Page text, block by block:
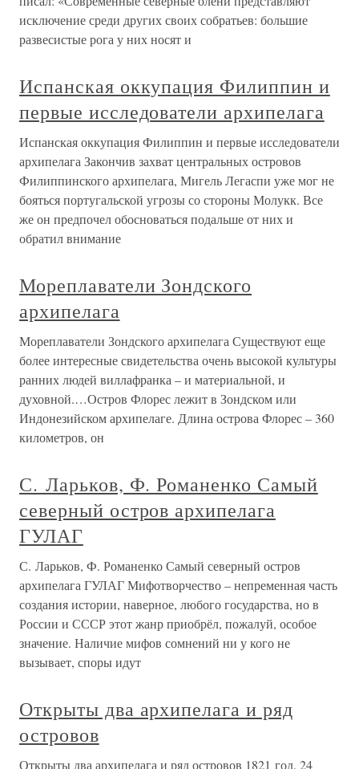
исключение среди других своих собратьев: большие
развесистые рога у них носят и
Испанская оккупация Филиппин и
первые исследователи архипелага
Испанская оккупация Филиппин и первые исследователи
архипелага Закончив захват центральных островов
Филиппинского архипелага, Мигель Легаспи уже мог не
бояться португальской угрозы со стороны Молукк. Все
же он предпочел обосноваться подальше от них и
обратил внимание
Мореплаватели Зондского
архипелага
Мореплаватели Зондского архипелага Существуют еще
более интересные свидетельства очень высокой культуры
ранних людей виллафранка – и материальной, и
духовной.…Остров Флорес лежит в Зондском или
Индонезийском архипелаге. Длина острова Флорес – 360
километров, он
С. Ларьков, Ф. Романенко Самый
северный остров архипелага
ГУЛАГ
С. Ларьков, Ф. Романенко Самый северный остров
архипелага ГУЛАГ Мифотворчество – непременная часть
создания истории, наверное, любого государства, но в
России и СССР этот жанр приобрёл, пожалуй, особое
значение. Наличие мифов сомнений ни у кого не
вызывает, споры идут
Открыты два архипелага и ряд
островов
Открыты два архипелага и ряд островов 1821 год, 24